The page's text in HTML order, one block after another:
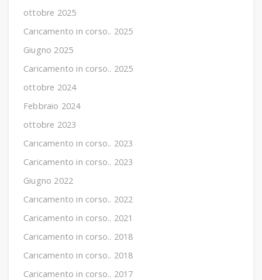
ottobre 2025
Caricamento in corso.. 2025
Giugno 2025
Caricamento in corso.. 2025
ottobre 2024
Febbraio 2024
ottobre 2023
Caricamento in corso.. 2023
Caricamento in corso.. 2023
Giugno 2022
Caricamento in corso.. 2022
Caricamento in corso.. 2021
Caricamento in corso.. 2018
Caricamento in corso.. 2018
Caricamento in corso.. 2017